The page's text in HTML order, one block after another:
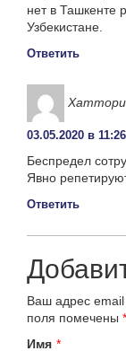
нет в Ташкенте
Узбекистане.
Ответить
Хаттори
03.05.2020 в 11:26
Беспредел
Явно
Ответить
Ваш адрес email
поля помечены *
Имя *